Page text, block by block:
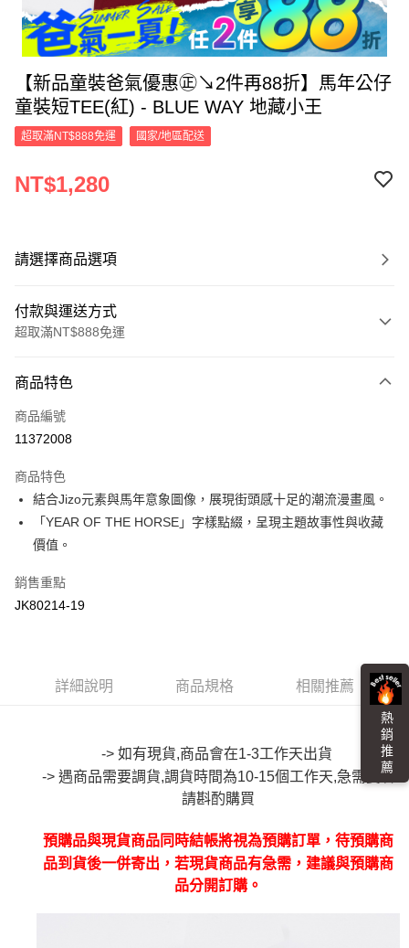
熱 銷 推 薦
【新品童裝爸氣優惠㊣↘2件再88折】馬年公仔
童裝短TEE(紅) - BLUE WAY 地藏小王
超取滿NT$888免運 國家/地區配送
NT$1,280
請選擇商品選項
付款與運送方式
超取滿NT$888免運
信用卡一次付款
超商取貨付款
Apple Pay
街口支付
相關說明
2.付款方式選擇「大哥付你分期」，訂單成立後會自動跳轉到大哥付的交易
流程，驗證手機門號後，選擇欲分期的期數、繳款截止日，確認付款後即完
成交易。
3.實際核准額度、可分期數及費用金額請依後續交易確認頁面所載為準。
4.訂單成立30分鐘內，如未前往確認交易或遇審核未通過，訂單將自動取
法說明評估內容。
【繳款方式說明】
1.分期款項不併入電信帳單，「大哥付你分期」於每月結算日後寄送繳費提
【關於「AFTEE先享後付」】
AFTEE先享後付是「在收到商品之後才付款」的支付方式。 讓您購物簡單
２．便利：只要手機號碼，簡訊認證，即可結帳。
３．安心：先確認商品／服務後，再付款。
【「AFTEE先享後付」結帳流程】
１．於結帳方式選擇「AFTEE先享後付」後，將跳轉至「AFTEE先享後付」
ATM付款
全家取貨付款
每筆NT$80，滿NT$888(含以上)免運費
商品特色
商品編號
11372008
商品特色
結合Jizo元素與馬年意象圖像，展現街頭感十足的潮流漫畫風。
「YEAR OF THE HORSE」字樣點綴，呈現主題故事性與收藏
價值。
銷售重點
JK80214-19
詳細說明 商品規格 相關推薦
-> 如有現貨,商品會在1-3工作天出貨
-> 遇商品需要調貨,調貨時間為10-15個工作天,急需要者
請斟酌購買
預購品與現貨商品同時結帳將視為預購訂單，待預購商
品到貨後一併寄出，若現貨商品有急需，建議與預購商
品分開訂購。